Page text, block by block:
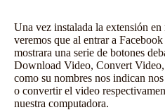
Una vez instalada la extensión en
veremos que al entrar a
mostrara una serie de botones
Download Video, Convert Video,
como su nombres nos indican
o convertir el video
nuestra computadora.